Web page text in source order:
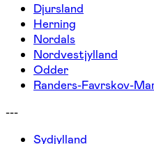
Djursland
Herning
Nordals
Nordvestjylland
Odder
Randers-Favrskov-
---
Sydjylland